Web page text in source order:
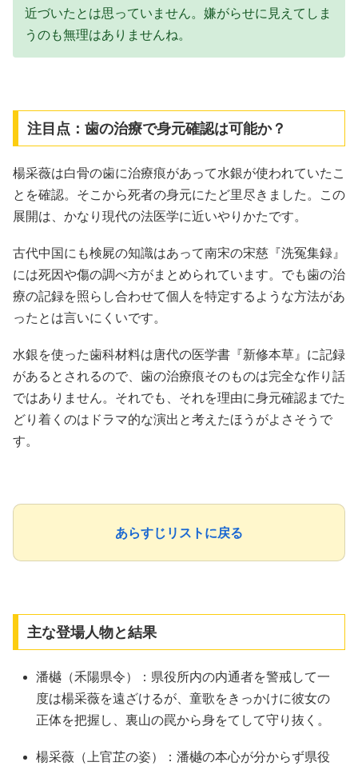
近づいたとは思っていません。嫌がらせに見えてしま
うのも無理はありませんね。
注目点：歯の治療で身元確認は可能か？
楊采薇は白骨の歯に治療痕があって水銀が使われていたこ
とを確認。そこから死者の身元にたど里尽きました。この
展開は、かなり現代の法医学に近いやりかたです。
古代中国にも検屍の知識はあって南宋の宋慈『洗冤集録』
には死因や傷の調べ方がまとめられています。でも歯の治
療の記録を照らし合わせて個人を特定するような方法があ
ったとは言いにくいです。
水銀を使った歯科材料は唐代の医学書『新修本草』に記録
があるとされるので、歯の治療痕そのものは完全な作り話
ではありません。それでも、それを理由に身元確認までた
どり着くのはドラマ的な演出と考えたほうがよさそうで
す。
あらすじリストに戻る
主な登場人物と結果
潘樾（禾陽県令）：県役所内の内通者を警戒して一
度は楊采薇を遠ざけるが、童歌をきっかけに彼女の
正体を把握し、裏山の罠から身をてして守り抜く。
楊采薇（上官芷の姿）：潘樾の本心が分からず県役